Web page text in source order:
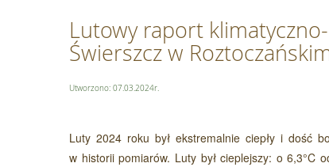
Lutowy raport
Świerszcz w
Utworzono: 07.03.2024r.
Luty 2024 roku był ekstremalnie ciepły i dość
w historii pomiarów. Luty był cieplejszy: o 6,3°C